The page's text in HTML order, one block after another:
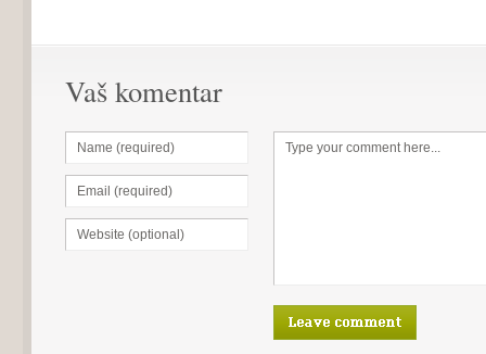
Vaš komentar